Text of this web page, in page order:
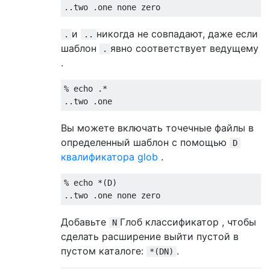
..two . one none zero
. и .. никогда не совпадают, даже если
шаблон
. явно соответствует ведущему
.
% echo
.*
..two . one
Вы можете включать точечные файлы в
определенный шаблон с помощью
D
квалификатора glob .
% echo *(D)
..two . one none zero
Добавьте N Глоб классификатор , чтобы
сделать расширение выйти пустой в
пустом каталоге:
*(DN) .